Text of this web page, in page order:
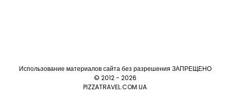
Использование материалов сайта без разрешения ЗАПРЕЩЕНО
© 2012 - 2026
PIZZATRAVEL.COM.UA